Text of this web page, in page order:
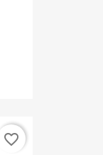
favorite_border